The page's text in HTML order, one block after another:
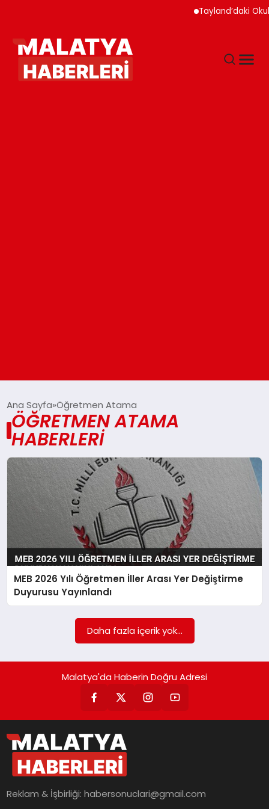
Tayland’daki Okul
GÜNDEM
DÜNYA
EĞITIM
EKONOMI
MAGAZIN
TEKNOLOJI
Ana Sayfa Öğretmen Atama
ÖĞRETMEN ATAMA
HABERLERI
MEB 2026 Yılı Öğretmen İller Arası Yer Değiştirme
Duyurusu Yayınlandı
Daha fazla içerik yok...
Malatya'da Haberin Doğru Adresi
Reklam & İşbirliği:habersonuclari@gmail.com